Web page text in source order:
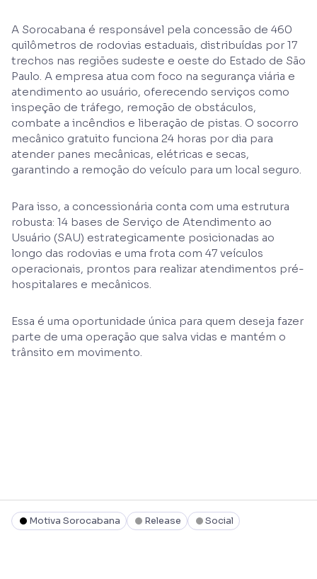
A Sorocabana é responsável pela concessão de 460
quilômetros de rodovias estaduais, distribuídas por 17
trechos nas regiões sudeste e oeste do Estado de São
Paulo. A empresa atua com foco na segurança viária e
atendimento ao usuário, oferecendo serviços como
inspeção de tráfego, remoção de obstáculos,
combate a incêndios e liberação de pistas. O socorro
mecânico gratuito funciona 24 horas por dia para
atender panes mecânicas, elétricas e secas,
garantindo a remoção do veículo para um local seguro.
Para isso, a concessionária conta com uma estrutura
robusta: 14 bases de Serviço de Atendimento ao
Usuário (SAU) estrategicamente posicionadas ao
longo das rodovias e uma frota com 47 veículos
operacionais, prontos para realizar atendimentos pré-
hospitalares e mecânicos.
Essa é uma oportunidade única para quem deseja fazer
parte de uma operação que salva vidas e mantém o
trânsito em movimento.
Motiva Sorocabana Release Social